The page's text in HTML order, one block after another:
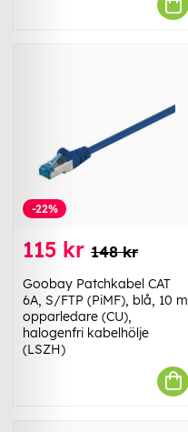
-22%
115 kr 148 kr
Goobay Patchkabel CAT
6A, S/FTP (PiMF), blå, 10 m
opparledare (CU),
halogenfri kabelhölje
(LSZH)